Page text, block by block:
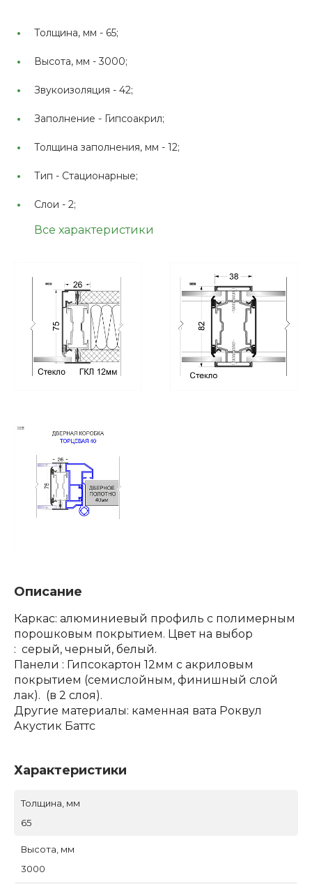
Толщина, мм - 65;
Высота, мм - 3000;
Звукоизоляция - 42;
Заполнение - Гипсоакрил;
Толщина заполнения, мм - 12;
Тип - Стационарные;
Слои - 2;
Все характеристики
Описание
Каркас: алюминиевый профиль с полимерным
порошковым покрытием. Цвет на выбор
: серый, черный, белый.
Панели : Гипсокартон 12мм с акриловым
покрытием (семислойным, финишный слой
лак). (в 2 слоя).
Другие материалы: каменная вата Роквул
Акустик Баттс
Характеристики
Толщина, мм
65
Высота, мм
3000